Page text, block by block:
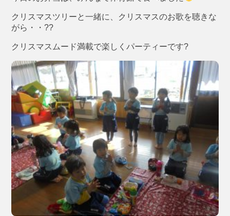
クリスマスツリーと一緒に、クリスマスのお歌を聴きな
がら・・??
クリスマスムード満載で楽しくパーティーです?